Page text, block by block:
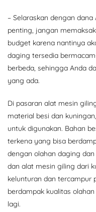
– Selaraskan dengan
penting, jangan
budget karena nantinya
daging tersedia
berbeda, sehingga Anda
yang ada.
Di pasaran alat mesin
material besi dan
untuk digunakan. Bahan
terkena yang bisa
dengan olahan daging
dan alat mesin giling dari
kelunturan dan tercampur
berdampak kualitas
lagi.